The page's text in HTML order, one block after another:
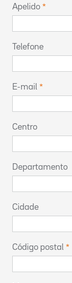
Apelido
Telefone
E-mail
Centro
Departamento
Cidade
Código postal